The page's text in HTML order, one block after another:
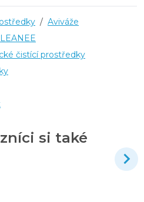
/ Aviváže
čistící prostředky
si také